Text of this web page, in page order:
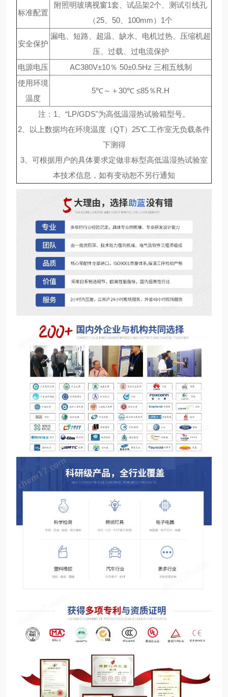
标准配置
附照明玻璃视窗1套、试品架2个、测试引线孔
（25、50、100mm）1个
安全保护
漏电、短路、超温、缺水、电机过热、压缩机超
压、过载、过电流保护
电源电压
AC380V±10％ 50±0.5Hz 三相五线制
使用环境
温度
5℃～＋30℃ ≤85％R.H
注：1、“LP/GDS"为高低温湿热试验箱型号。
2、以上数据均在环境温度（QT）25℃.工作室无负载条件
下测得
3、可根据用户的具体要求定做非标型高低温湿热试验室
本技术信息，如有变动恕不另行通知